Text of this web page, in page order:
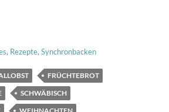
, Rezepte,Synchronbacken
FRÜCHTEBROT
SCHWÄBISCH